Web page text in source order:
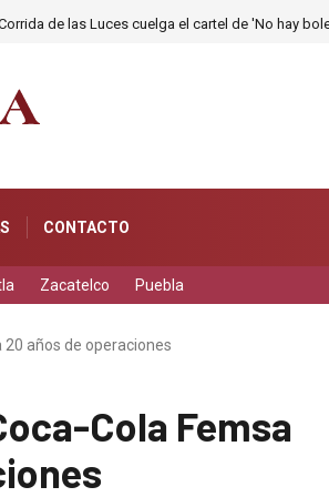
de las Luces cuelga el cartel de 'No hay
CONTACTO
Zacatelco Puebla
20 años de operaciones
Cola Femsa